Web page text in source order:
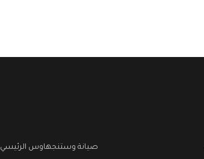
صيانة وستنجهاوس الرئيسي